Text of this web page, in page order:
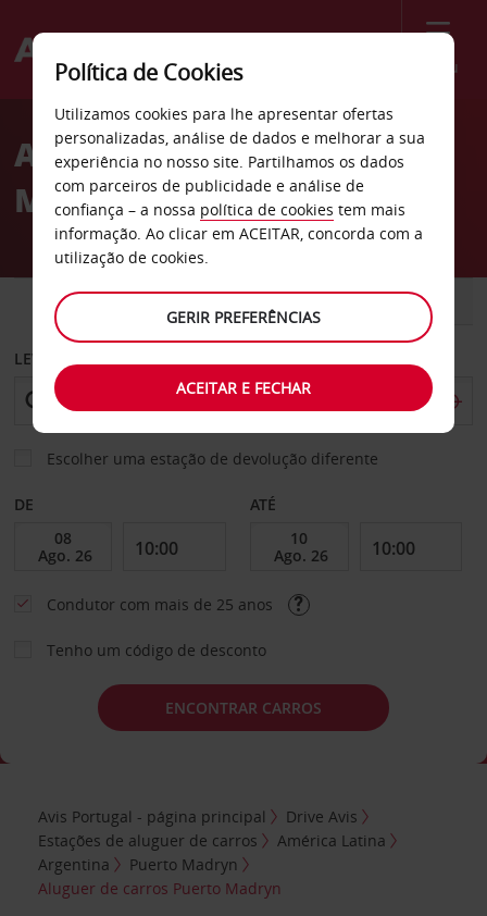
Menu
Welcome
AvisAluguer de carros Puerto
Madryn
CARRO COMERCIAIS
LEVANTAR EM
Escolher uma estação de devolução diferente
DE ATÉ
Condutor com mais de 25 anos
Tenho um código de desconto
ENCONTRAR CARROS
Avis Portugal - página principal
Drive Avis
Estações de aluguer de carros
América Latina
Argentina
Puerto Madryn
Aluguer de carros Puerto Madryn
Política de Cookies
Utilizamos cookies para lhe apresentar ofertas
personalizadas, análise de dados e melhorar a sua
experiência no nosso site. Partilhamos os dados
com parceiros de publicidade e análise de
confiança – a nossa política de cookies tem mais
informação. Ao clicar em ACEITAR, concorda com a
utilização de cookies.
GERIR PREFERÊNCIAS
ACEITAR E FECHAR